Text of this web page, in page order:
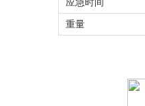
应急时间
重量